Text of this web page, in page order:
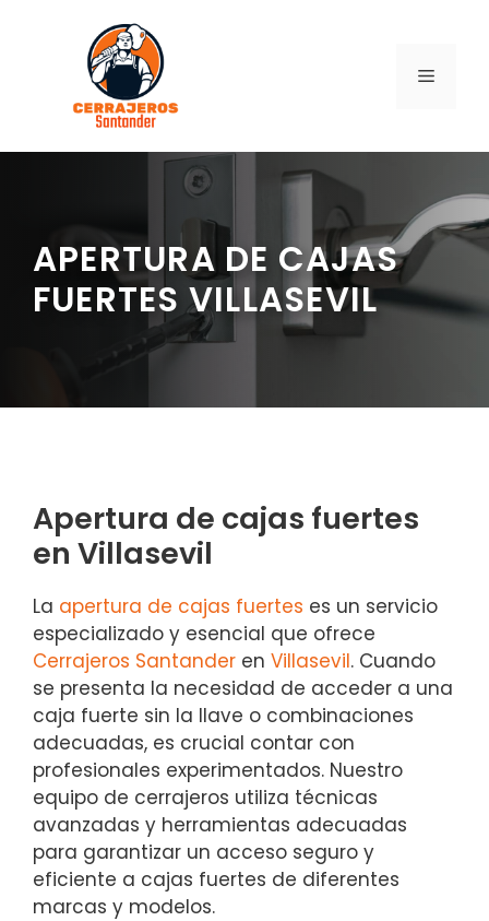
contenido
MENÚ
APERTURA DE CAJAS
FUERTES VILLASEVIL
Apertura de cajas fuertes
en Villasevil
La apertura de cajas fuertes es un servicio
especializado y esencial que ofrece
Cerrajeros Santander en Villasevil. Cuando
se presenta la necesidad de acceder a una
caja fuerte sin la llave o combinaciones
adecuadas, es crucial contar con
profesionales experimentados. Nuestro
equipo de cerrajeros utiliza técnicas
avanzadas y herramientas adecuadas
para garantizar un acceso seguro y
eficiente a cajas fuertes de diferentes
marcas y modelos.